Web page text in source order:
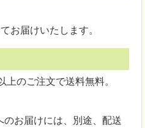
お届けいたします。
のご注文で送料無料。
お届けには、別途、配送